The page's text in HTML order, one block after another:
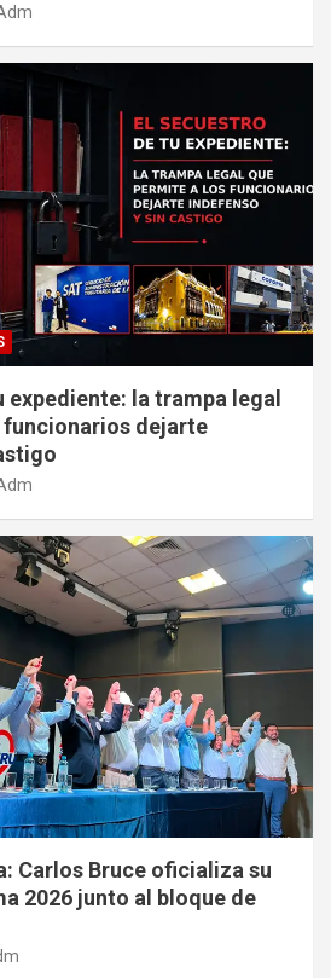
expediente: la trampa legal
funcionarios dejarte
Carlos Bruce oficializa su
2026 junto al bloque de